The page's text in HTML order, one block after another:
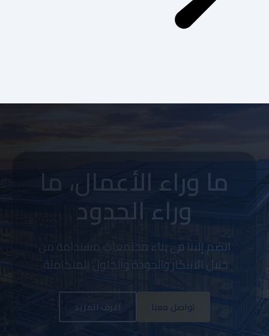
ما وراء الأعمال، ما
وراء الحدود
انضم إلينا في بناء مجتمعات مستدامة من
خلال الابتكار والجودة والحلول المتكاملة.
تواصل معنا اعرف المزيد